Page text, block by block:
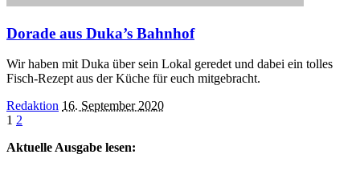
Dorade aus Duka’s Bahnhof
Wir haben mit Duka über sein Lokal geredet und dabei ein tolles
Fisch-Rezept aus der Küche für euch mitgebracht.
Posted
by
Redaktion 16. September 2020
1 2
Aktuelle Ausgabe lesen: